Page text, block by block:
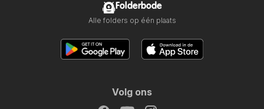
Folderbode
Alle folders op één plaats
Volg ons